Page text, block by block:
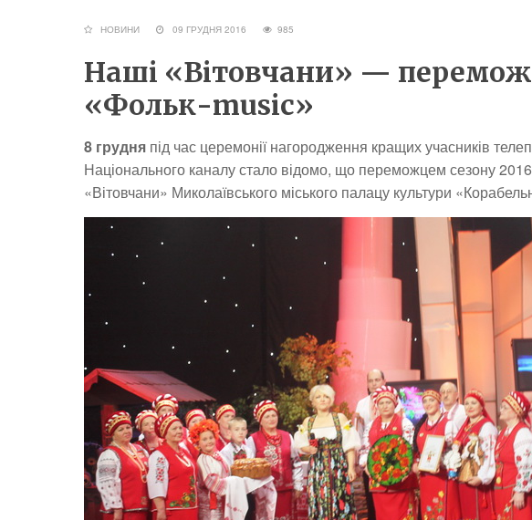
НОВИНИ 09 ГРУДНЯ 2016 985
Наші «Вітовчани» —
«Фольк-music»
8 грудня під час церемонії нагородження кращих учасників
Національного каналу стало відомо, що переможцем сезону
«Вітовчани» Миколаївського міського палацу культури